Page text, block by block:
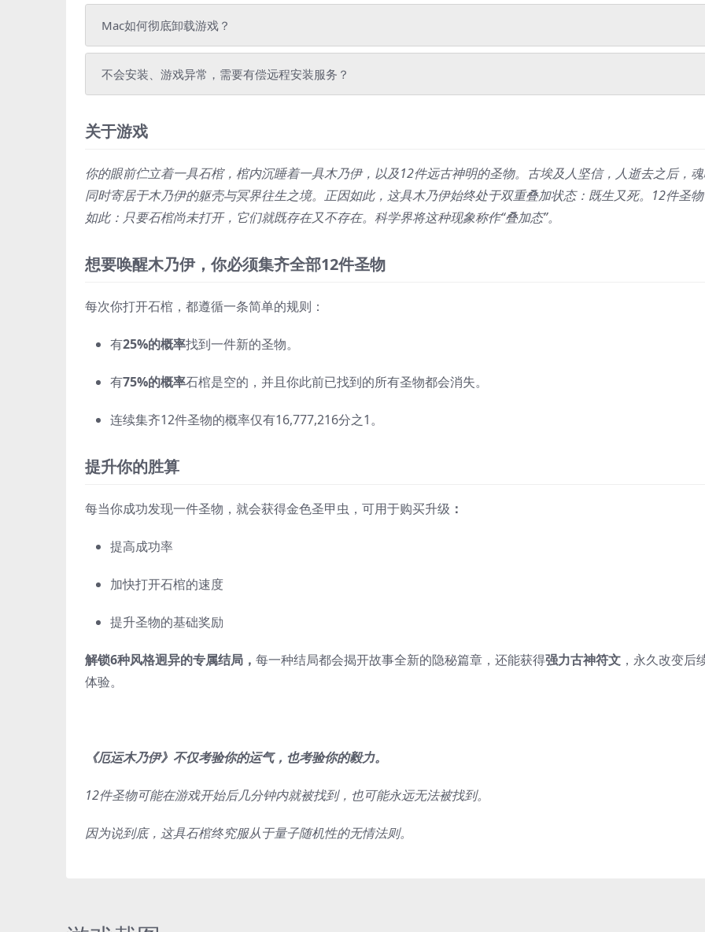
Mac如何彻底卸载游戏？
不会安装、游戏异常，需要有偿远程安装服务？
关于游戏
你的眼前伫立着一具石棺，棺内沉睡着一具木乃伊，以及12件远古神明的圣物。古埃及人坚信，人逝去之后，
同时寄居于木乃伊的躯壳与冥界往生之境。正因如此，这具木乃伊始终处于双重叠加状态：既生又死。12件圣
如此：只要石棺尚未打开，它们就既存在又不存在。科学界将这种现象称作“叠加态”。
想要唤醒木乃伊，你必须集齐全部12件圣物
每次你打开石棺，都遵循一条简单的规则：
有25%的概率找到一件新的圣物。
有75%的概率石棺是空的，并且你此前已找到的所有圣物都会消失。
连续集齐12件圣物的概率仅有16,777,216分之1。
提升你的胜算
每当你成功发现一件圣物，就会获得金色圣甲虫，可用于购买升级 ：
提高成功率
加快打开石棺的速度
提升圣物的基础奖励
解锁6种风格迥异的专属结局， 每一种结局都会揭开故事全新的隐秘篇章，还能获得强力古神符文 ，永久改变后
体验。
《厄运木乃伊》不仅考验你的运气，也考验你的毅力。
12件圣物可能在游戏开始后几分钟内就被找到，也可能永远无法被找到。
因为说到底，这具石棺终究服从于量子随机性的无情法则。